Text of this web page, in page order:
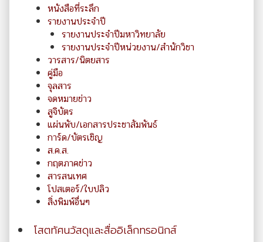
หนังสือที่ระลึก
รายงานประจำปี
รายงานประจำปีมหาวิทยาลัย
รายงานประจำปีหน่วยงาน/สำนักวิชา
วารสาร/นิตยสาร
คู่มือ
จุลสาร
จดหมายข่าว
สูจิบัตร
แผ่นพับ/เอกสารประชาสัมพันธ์
การ์ด/บัตรเชิญ
ส.ค.ส.
กฤตภาคข่าว
สารสนเทศ
โปสเตอร์/ใบปลิว
สิ่งพิมพ์อื่นๆ
โสตทัศนวัสดุและสื่ออิเล็กทรอนิกส์